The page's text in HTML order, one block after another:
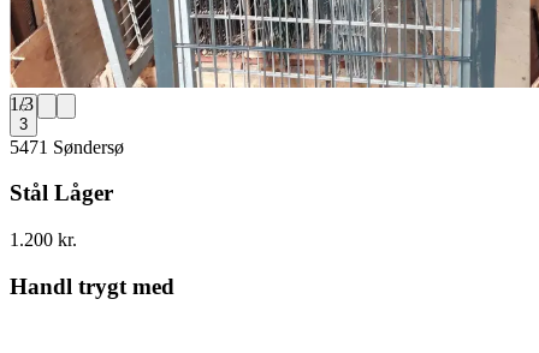
1/3
3
5471 Søndersø
Stål Låger
1.200 kr.
Handl trygt med